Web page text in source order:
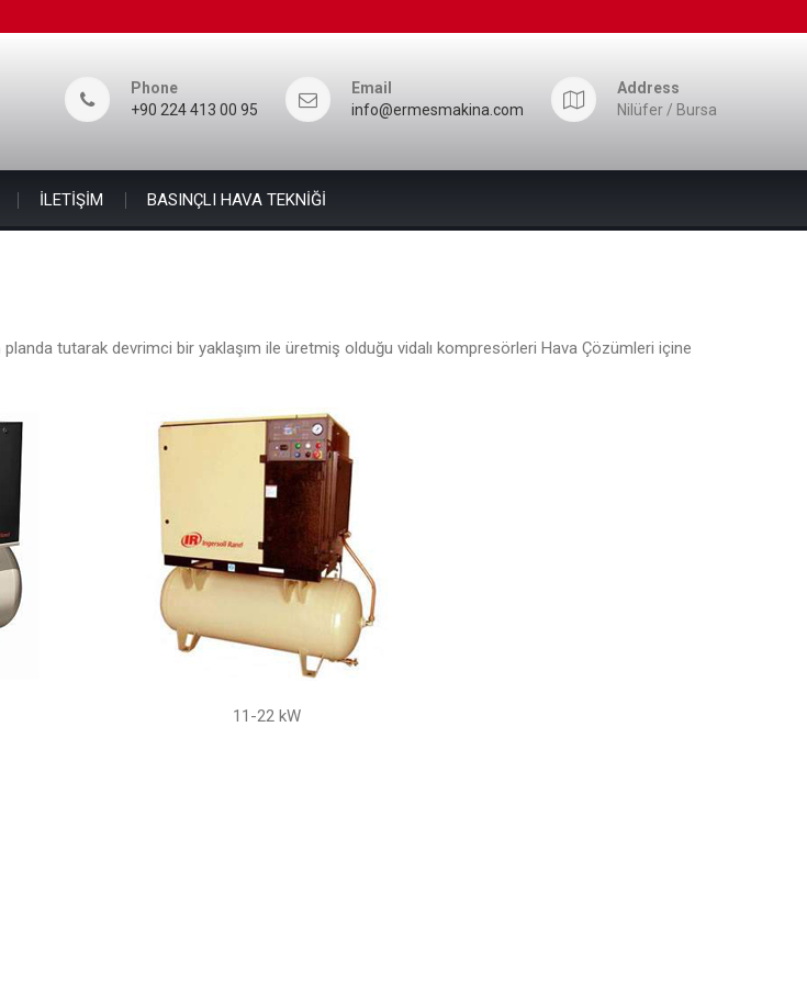
Phone
+90 224 413 00 95
Email
info@ermesmakina.com
Address
Nilüfer / Bursa
İLETİŞİM BASINÇLI HAVA TEKNİĞİ
tutarak devrimci bir yaklaşım ile üretmiş olduğu vidalı kompresörleri Hava Çözümleri içine
11-22 kW